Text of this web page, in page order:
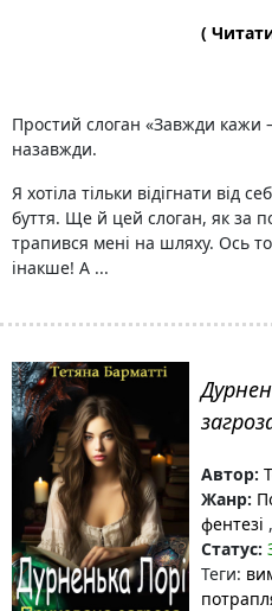
(
Простий слоган «Завжди кажи
назавжди.
Я хотіла тільки відігнати від
буття. Ще й цей слоган, як за
трапився мені на шляху. Ось
інакше! А ...
Автор:
Жанр:
фентезі ,
Статус:
Теги: